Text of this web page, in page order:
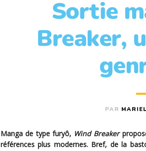
Sortie
Breaker,
PAR
Manga de type furyô, Wind Breaker
références plus modernes. Bref, de la